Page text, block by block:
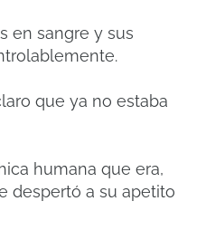
en sangre y sus
que ya no estaba
humana que era,
despertó a su apetito